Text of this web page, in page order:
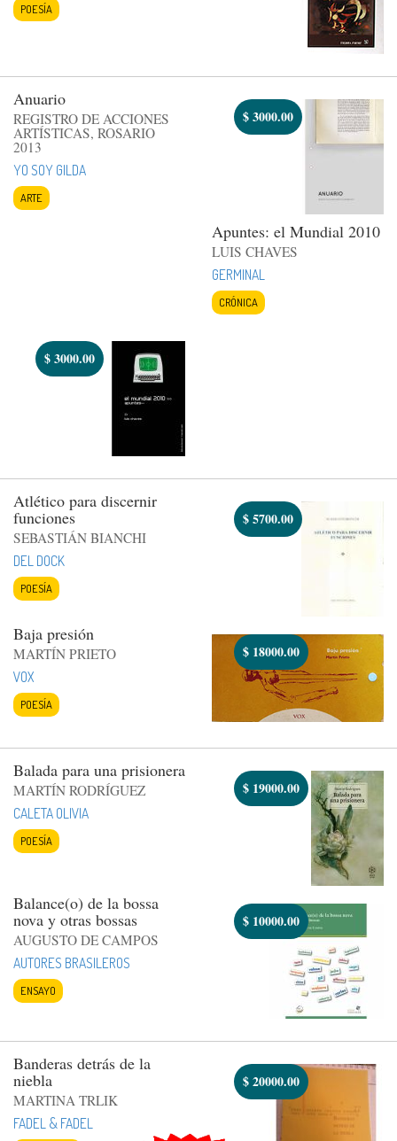
POESÍA
Anuario
REGISTRO DE ACCIONES
ARTÍSTICAS, ROSARIO
2013
YO SOY GILDA
ARTE
$3000.00
Apuntes: el Mundial 2010
LUIS CHAVES
GERMINAL
CRÓNICA
$3000.00
Atlético para discernir
funciones
SEBASTIÁN BIANCHI
DEL DOCK
POESÍA
$5700.00
Baja presión
MARTÍN PRIETO
VOX
POESÍA
$ 18000.00
Balada para una prisionera
MARTÍN RODRÍGUEZ
CALETA OLIVIA
POESÍA
$ 19000.00
Balance(o) de la bossa
nova y otras bossas
AUGUSTO DE CAMPOS
AUTORES BRASILEROS
ENSAYO
$ 10000.00
Banderas detrás de la
niebla
MARTINA TRLIK
FADEL & FADEL
$20000.00